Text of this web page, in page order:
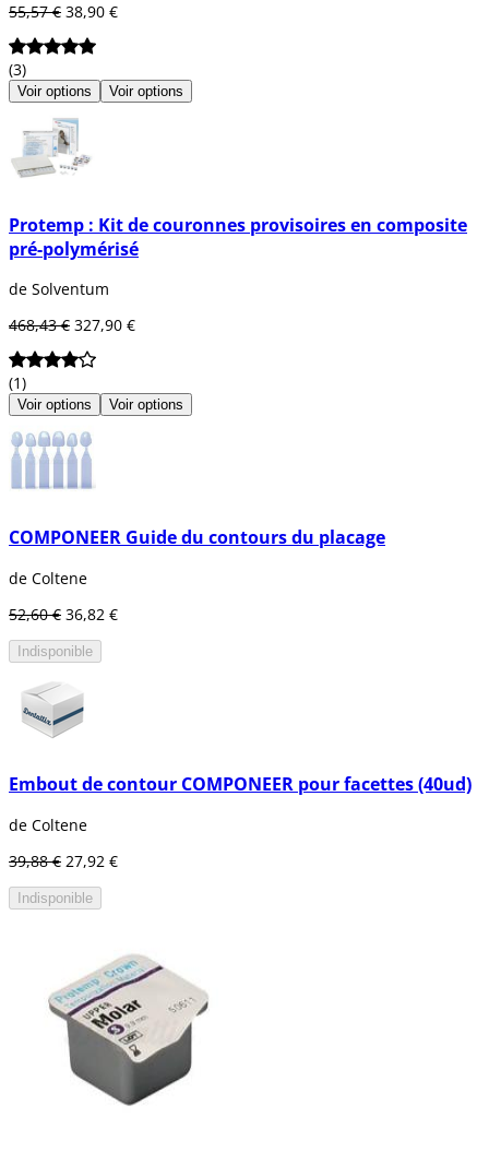
55,57 € 38,90 €
(3)
Voir options Voir options
Protemp : Kit de couronnes provisoires en composite
pré-polymérisé
de Solventum
468,43 € 327,90 €
(1)
Voir options Voir options
COMPONEER Guide du contours du placage
de Coltene
52,60 € 36,82 €
Indisponible
Embout de contour COMPONEER pour facettes (40ud)
de Coltene
39,88 € 27,92 €
Indisponible